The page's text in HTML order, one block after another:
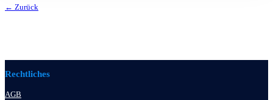
← Zurück
Rechtliches
AGB